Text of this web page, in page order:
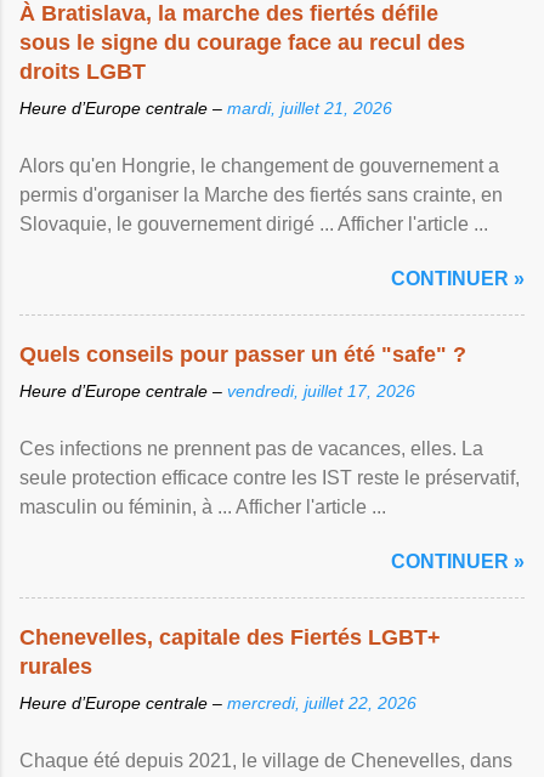
À Bratislava, la marche des fiertés défile
sous le signe du courage face au recul des
droits LGBT
Heure d’Europe centrale – mardi, juillet 21, 2026
Alors qu'en Hongrie, le changement de gouvernement a
permis d'organiser la Marche des fiertés sans crainte, en
Slovaquie, le gouvernement dirigé ... Afficher l'article ...
CONTINUER »
Quels conseils pour passer un été "safe" ?
Heure d’Europe centrale – vendredi, juillet 17, 2026
Ces infections ne prennent pas de vacances, elles. La
seule protection efficace contre les IST reste le préservatif,
masculin ou féminin, à ... Afficher l'article ...
CONTINUER »
Chenevelles, capitale des Fiertés LGBT+
rurales
Heure d’Europe centrale – mercredi, juillet 22, 2026
Chaque été depuis 2021, le village de Chenevelles, dans